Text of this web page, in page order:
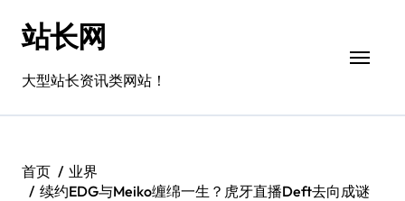
站长网
大型站长资讯类网站！
首页
业界
续约EDG与Meiko缠绵一生？虎牙直播Deft去向成谜